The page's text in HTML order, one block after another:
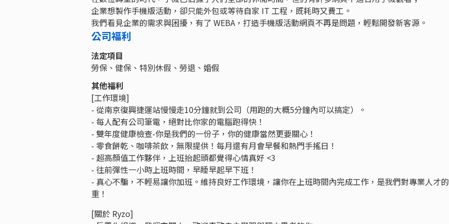
企業想製作手機版活動，卻只能外包或等待自家 IT 工程，既耗時又費工。
我們看見企業的需求與困擾，有了 WEBA，打造手機版活動網頁不再是問題，輕鬆開發新客源。
公司福利
法定項目
勞保、健保、特別休假、勞退、婚假
其他福利
[工作環境]
- 從南京復興捷運站慢慢走10分鐘就到公司（用跑的大概5分鐘內可以搞定）。
- 每人配有公司筆電，絕對比你家的電腦跑得快！
- 雙年度健康檢查-你是我們的一份子，你的健康當然更要關心！
- 零食餅乾、咖啡茶飲，無限提供！每月還有月會早餐和熱門手搖日！
- 超高顏值工作夥伴，上班抬起頭都覺得心情真好 <3
- 往前彈性一小時上班時間，早睡早起早下班！
- 真心不騙，不輕易讓你加班。維持良好工作環境，讓你在上班時間內完成工作，是我們對專業人才
重！
[關於 Ryzo]